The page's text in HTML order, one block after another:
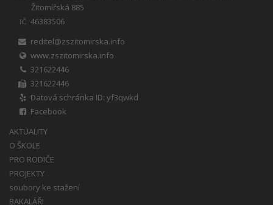
Žitomířská 885
IČ
46383506
reditel@zszitomirska.info
www.zszitomirska.info
321622446
321622446
Datová schránka ID: yf3qwkd
Facebook
AKTUALITY
O ŠKOLE
PRO RODIČE
PROJEKTY
soubory ke stažení
BAKALÁŘI